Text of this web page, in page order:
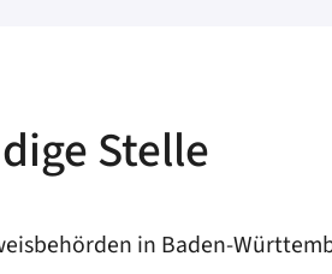
Stelle
in Baden-